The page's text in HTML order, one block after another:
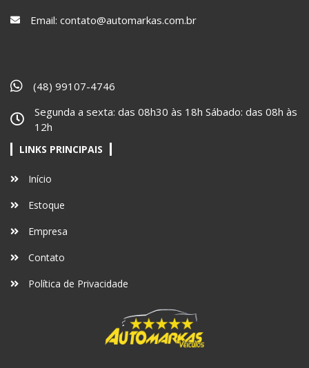
Email: contato@automarkas.com.br
(48) 99107-4746
Segunda a sexta: das 08h30 às 18h Sábado: das 08h às
12h
LINKS PRINCIPAIS
Início
Estoque
Empresa
Contato
Política de Privacidade